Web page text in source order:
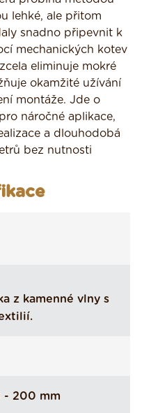
lehké, ale přitom
snadno připevnit k
mechanických kotev
eliminuje mokré
okamžité užívání
montáže. Jde o
náročné aplikace,
a dlouhodobá
bez nutnosti
z kamenné vlny s
- 200 mm